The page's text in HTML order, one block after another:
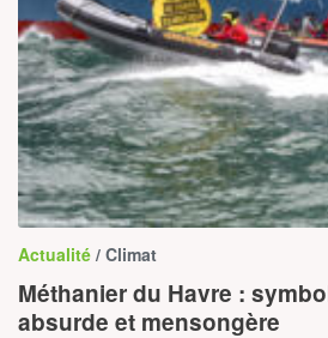
Actualité / Climat
Méthanier du Havre :
absurde et mensongère